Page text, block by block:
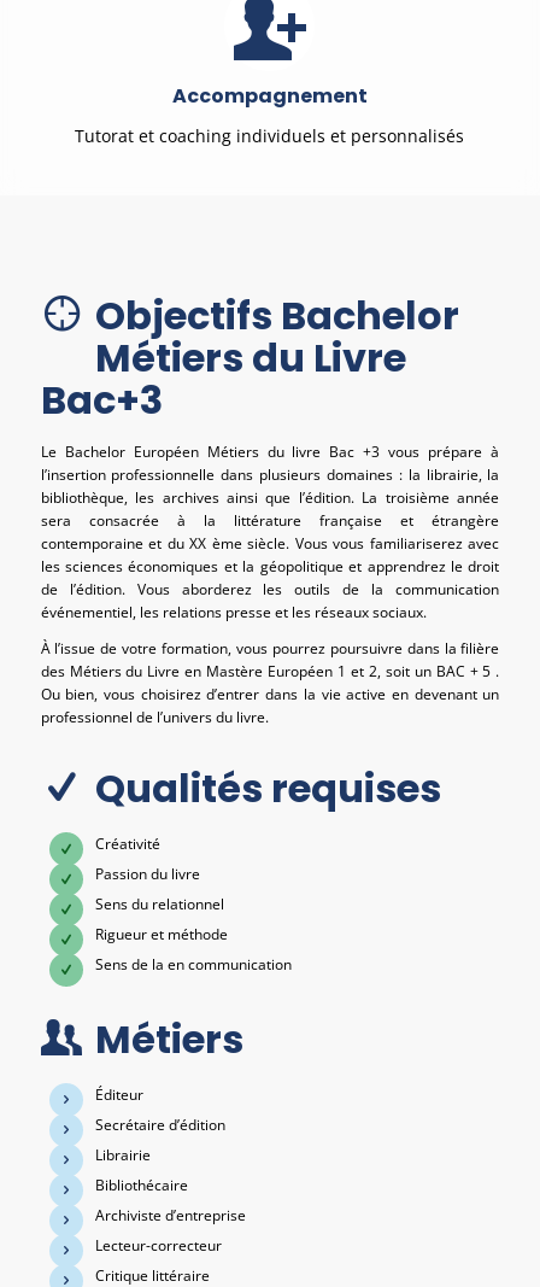
Accompagnement
Tutorat et coaching individuels et personnalisés
Objectifs Bachelor
Métiers du Livre
Bac+3
Le Bachelor Européen Métiers du livre Bac +3 vous prépare à
l’insertion professionnelle dans plusieurs domaines : la librairie, la
bibliothèque, les archives ainsi que l’édition. La troisième année
sera consacrée à la littérature française et étrangère
contemporaine et du XX ème siècle. Vous vous familiariserez avec
les sciences économiques et la géopolitique et apprendrez le droit
de l’édition. Vous aborderez les outils de la communication
événementiel, les relations presse et les réseaux sociaux.
À l’issue de votre formation, vous pourrez poursuivre dans la filière
des Métiers du Livre en Mastère Européen 1 et 2, soit un BAC + 5 .
Ou bien, vous choisirez d’entrer dans la vie active en devenant un
professionnel de l’univers du livre.
Qualités requises
Créativité
Passion du livre
Sens du relationnel
Rigueur et méthode
Sens de la en communication
Métiers
Éditeur
Secrétaire d’édition
Librairie
Bibliothécaire
Archiviste d’entreprise
Lecteur-correcteur
Critique littéraire